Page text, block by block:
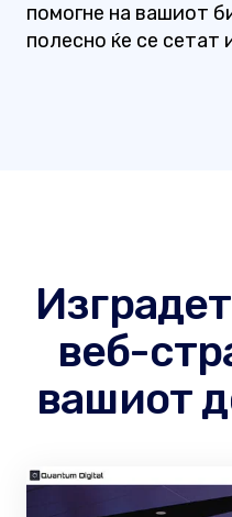
помогне на вашиот
полесно ќе се сетат
веб-
вашиот